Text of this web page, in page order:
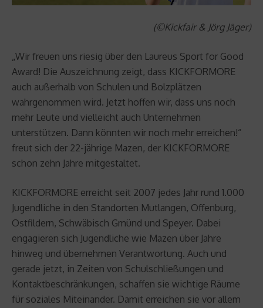
(©Kickfair & Jörg Jäger)
„Wir freuen uns riesig über den Laureus Sport for Good
Award! Die Auszeichnung zeigt, dass KICKFORMORE
auch außerhalb von Schulen und Bolzplätzen
wahrgenommen wird. Jetzt hoffen wir, dass uns noch
mehr Leute und vielleicht auch Unternehmen
unterstützen. Dann könnten wir noch mehr erreichen!“
freut sich der 22-jährige Mazen, der KICKFORMORE
schon zehn Jahre mitgestaltet.
KICKFORMORE erreicht seit 2007 jedes Jahr rund 1.000
Jugendliche in den Standorten Mutlangen, Offenburg,
Ostfildern, Schwäbisch Gmünd und Speyer. Dabei
engagieren sich Jugendliche wie Mazen über Jahre
hinweg und übernehmen Verantwortung. Auch und
gerade jetzt, in Zeiten von Schulschließungen und
Kontaktbeschränkungen, schaffen sie wichtige Räume
für soziales Miteinander. Damit erreichen sie vor allem